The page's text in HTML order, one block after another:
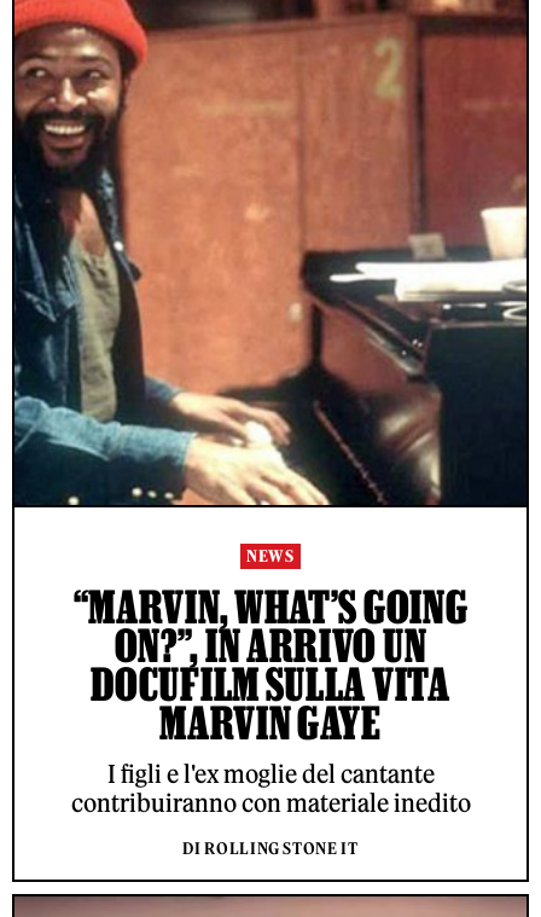
NEWS
“MARVIN, WHAT’S GOING
ON?”, IN ARRIVO UN
DOCUFILM SULLA VITA
MARVIN GAYE
I figli e l'ex moglie del cantante
contribuiranno con materiale inedito
DI ROLLING STONE IT